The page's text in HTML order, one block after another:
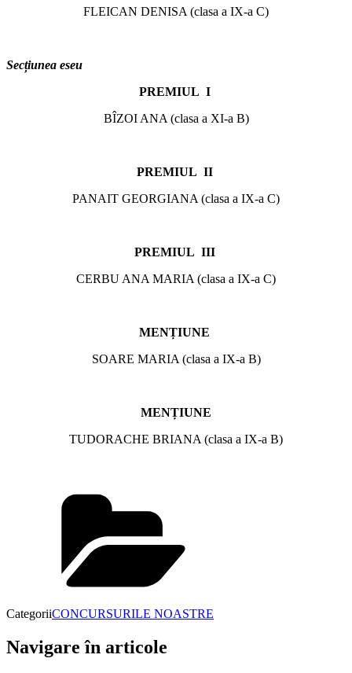
FLEICAN DENISA (clasa a IX-a C)
Secțiunea eseu
PREMIUL I
BÎZOI ANA (clasa a XI-a B)
PREMIUL II
PANAIT GEORGIANA (clasa a IX-a C)
PREMIUL III
CERBU ANA MARIA (clasa a IX-a C)
MENȚIUNE
SOARE MARIA (clasa a IX-a B)
MENȚIUNE
TUDORACHE BRIANA (clasa a IX-a B)
CategoriiCONCURSURILE NOASTRE
Navigare în articole